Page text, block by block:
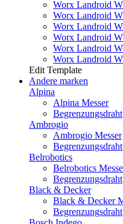
Worx Landroid
Worx Landroid
Worx Landroid
Worx Landroid
Worx Landroid
Worx Landroid
Edit Template
Andere marken
Alpina
Alpina Messer
Begrenzungsdraht
Ambrogio
Ambrogio Messer
Begrenzungsdraht
Belrobotics
Belrobotics
Begrenzungsdraht
Black & Decker
Black & Decker
Begrenzungsdraht